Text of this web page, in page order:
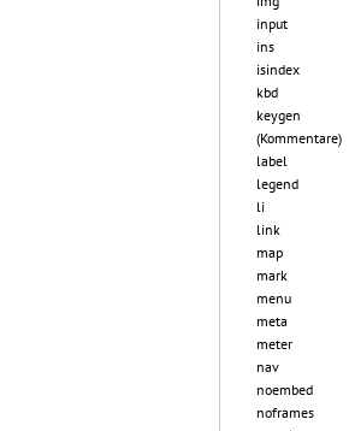
input
ins
isindex
kbd
keygen
(Kommentare)
label
legend
li
link
map
mark
menu
meta
meter
nav
noembed
noframes